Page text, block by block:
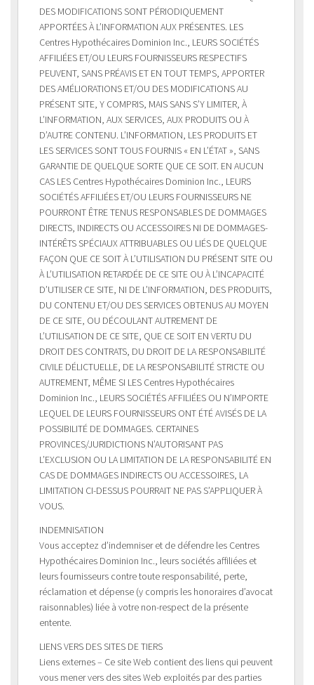
DES MODIFICATIONS SONT PÉRIODIQUEMENT
APPORTÉES À L’INFORMATION AUX PRÉSENTES. LES
Centres Hypothécaires Dominion Inc., LEURS SOCIÉTÉS
AFFILIÉES ET/OU LEURS FOURNISSEURS RESPECTIFS
PEUVENT, SANS PRÉAVIS ET EN TOUT TEMPS, APPORTER
DES AMÉLIORATIONS ET/OU DES MODIFICATIONS AU
PRÉSENT SITE, Y COMPRIS, MAIS SANS S’Y LIMITER, À
L’INFORMATION, AUX SERVICES, AUX PRODUITS OU À
D’AUTRE CONTENU. L’INFORMATION, LES PRODUITS ET
LES SERVICES SONT TOUS FOURNIS « EN L’ÉTAT », SANS
GARANTIE DE QUELQUE SORTE QUE CE SOIT. EN AUCUN
CAS LES Centres Hypothécaires Dominion Inc., LEURS
SOCIÉTÉS AFFILIÉES ET/OU LEURS FOURNISSEURS NE
POURRONT ÊTRE TENUS RESPONSABLES DE DOMMAGES
DIRECTS, INDIRECTS OU ACCESSOIRES NI DE DOMMAGES-
INTÉRÊTS SPÉCIAUX ATTRIBUABLES OU LIÉS DE QUELQUE
FAÇON QUE CE SOIT À L’UTILISATION DU PRÉSENT SITE OU
À L’UTILISATION RETARDÉE DE CE SITE OU À L’INCAPACITÉ
D’UTILISER CE SITE, NI DE L’INFORMATION, DES PRODUITS,
DU CONTENU ET/OU DES SERVICES OBTENUS AU MOYEN
DE CE SITE, OU DÉCOULANT AUTREMENT DE
L’UTILISATION DE CE SITE, QUE CE SOIT EN VERTU DU
DROIT DES CONTRATS, DU DROIT DE LA RESPONSABILITÉ
CIVILE DÉLICTUELLE, DE LA RESPONSABILITÉ STRICTE OU
AUTREMENT, MÊME SI LES Centres Hypothécaires
Dominion Inc., LEURS SOCIÉTÉS AFFILIÉES OU N’IMPORTE
LEQUEL DE LEURS FOURNISSEURS ONT ÉTÉ AVISÉS DE LA
POSSIBILITÉ DE DOMMAGES. CERTAINES
PROVINCES/JURIDICTIONS N’AUTORISANT PAS
L’EXCLUSION OU LA LIMITATION DE LA RESPONSABILITÉ EN
CAS DE DOMMAGES INDIRECTS OU ACCESSOIRES, LA
LIMITATION CI-DESSUS POURRAIT NE PAS S’APPLIQUER À
VOUS.
INDEMNISATION
Vous acceptez d’indemniser et de défendre les Centres
Hypothécaires Dominion Inc., leurs sociétés affiliées et
leurs fournisseurs contre toute responsabilité, perte,
réclamation et dépense (y compris les honoraires d’avocat
raisonnables) liée à votre non-respect de la présente
entente.
LIENS VERS DES SITES DE TIERS
Liens externes – Ce site Web contient des liens qui peuvent
vous mener vers des sites Web exploités par des parties